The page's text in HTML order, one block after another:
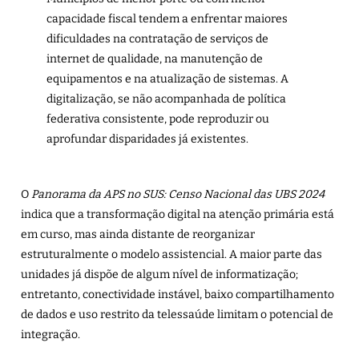
capacidade fiscal tendem a enfrentar maiores
dificuldades na contratação de serviços de
internet de qualidade, na manutenção de
equipamentos e na atualização de sistemas. A
digitalização, se não acompanhada de política
federativa consistente, pode reproduzir ou
aprofundar disparidades já existentes.
OPanorama da APS no SUS: Censo Nacional das UBS 2024
indica que a transformação digital na atenção primária está
em curso, mas ainda distante de reorganizar
estruturalmente o modelo assistencial. A maior parte das
unidades já dispõe de algum nível de informatização;
entretanto, conectividade instável, baixo compartilhamento
de dados e uso restrito da telessaúde limitam o potencial de
integração.